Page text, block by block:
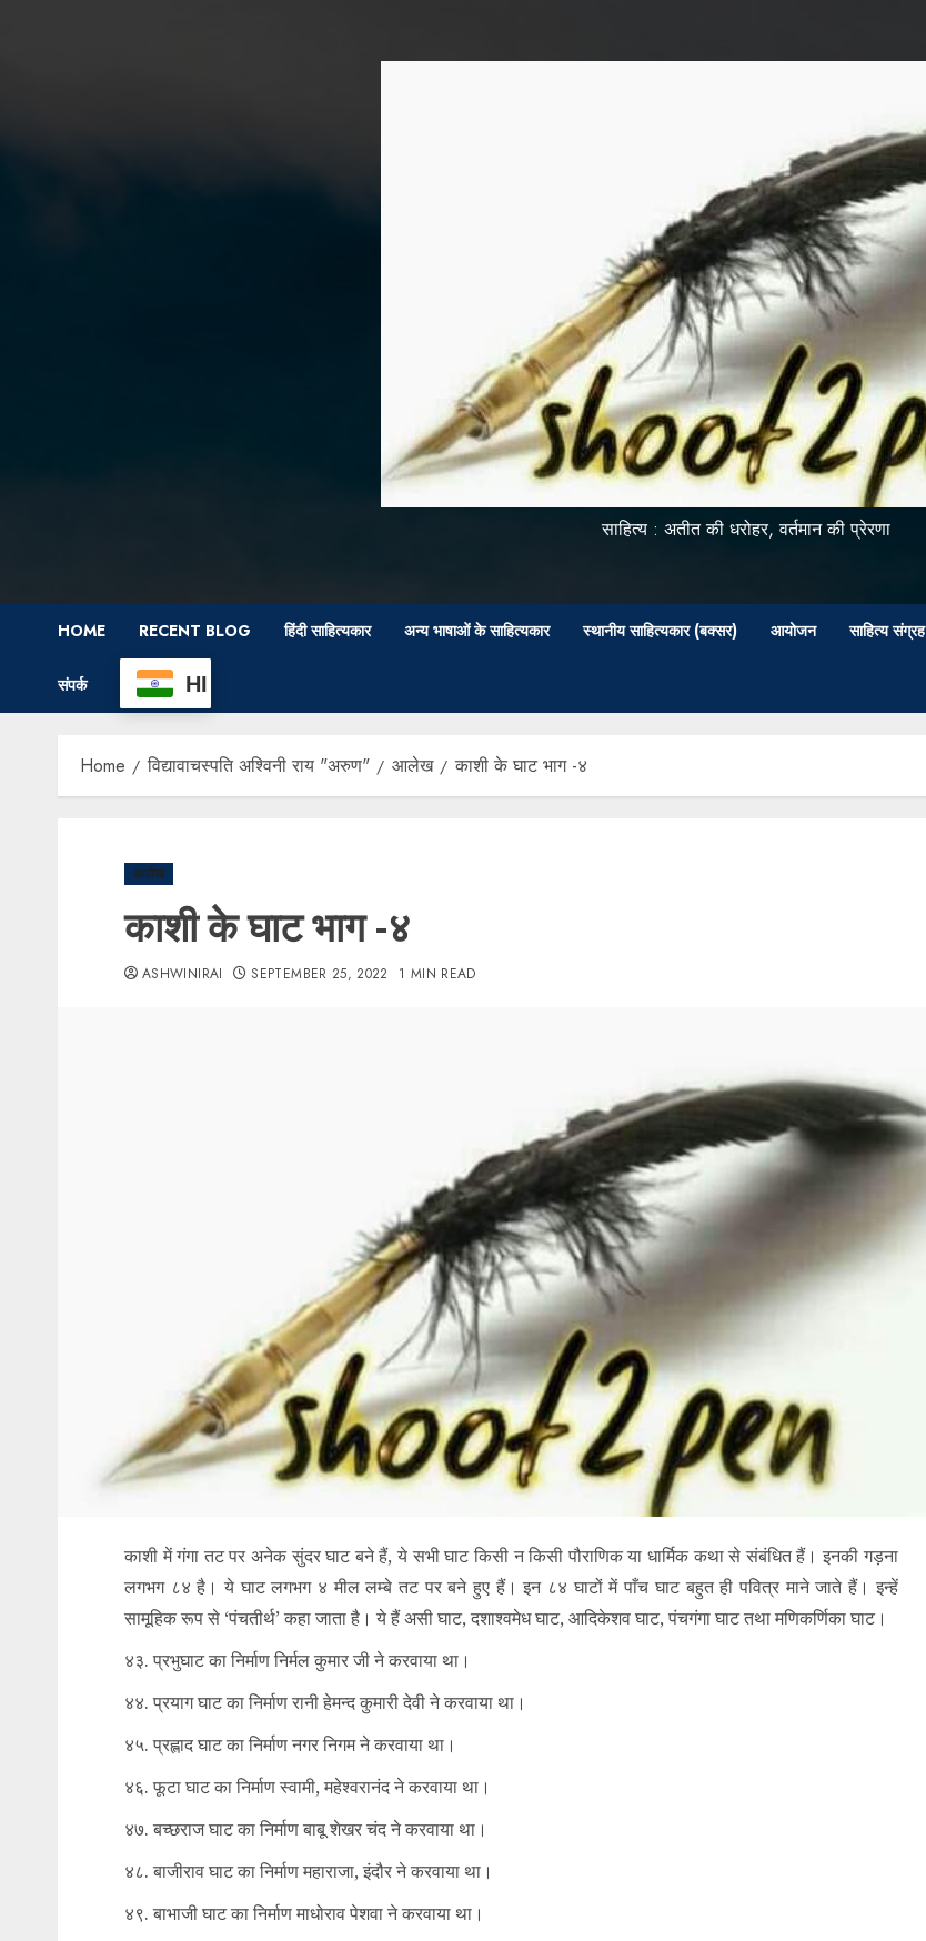
साहित्य : अतीत की धरोहर, वर्तमान की प्रेरणा
HOME RECENT BLOG हिंदी साहित्यकार अन्य भाषाओं के साहित्यकार स्थानीय साहित्यकार (बक्सर) आयोजन साहित्य संग्रह
संपर्क HI
Home विद्यावाचस्पति अश्विनी राय "अरुण" आलेख काशी के घाट भाग -४
आलेख
काशी के घाट भाग -४
ASHWINIRAI SEPTEMBER 25, 2022 1 MIN READ
काशी में गंगा तट पर अनेक सुंदर घाट बने हैं, ये सभी घाट किसी न किसी पौराणिक या धार्मिक कथा से संबंधित हैं। इनकी गड़ना
लगभग ८४ है। ये घाट लगभग ४ मील लम्‍बे तट पर बने हुए हैं। इन ८४ घाटों में पाँच घाट बहुत ही पवित्र माने जाते हैं। इन्‍हें
सामूहिक रूप से ‘पंचतीर्थ’ कहा जाता है। ये हैं असी घाट, दशाश्वमेध घाट, आदिकेशव घाट, पंचगंगा घाट तथा मणिकर्णिका घाट।
४३. प्रभुघाट का निर्माण निर्मल कुमार जी ने करवाया था।
४४. प्रयाग घाट का निर्माण रानी हेमन्द कुमारी देवी ने करवाया था।
४५. प्रह्लाद घाट का निर्माण नगर निगम ने करवाया था।
४६. फूटा घाट का निर्माण स्वामी, महेश्वरानंद ने करवाया था।
४७. बच्छराज घाट का निर्माण बाबू शेखर चंद ने करवाया था।
४८. बाजीराव घाट का निर्माण महाराजा, इंदौर ने करवाया था।
४९. बाभाजी घाट का निर्माण माधोराव पेशवा ने करवाया था।